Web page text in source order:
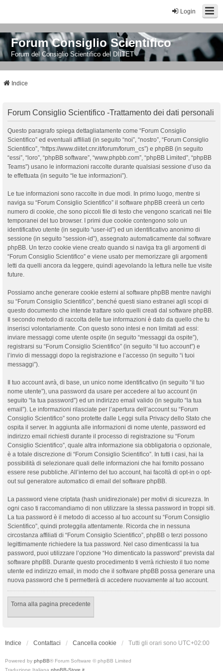
Login
Forum Consiglio Scientifico
Forum del Consiglio Scientifico del DIITET
Indice
Forum Consiglio Scientifico -Trattamento dei dati personali
Questo paragrafo spiega dettagliatamente come “Forum Consiglio
Scientifico” ed eventuali affiliati (in seguito “noi”, “nostro”, “Forum Consiglio
Scientifico”, “https://www.diitet.cnr.it/forum/forum_cs”) e phpBB (in seguito
“essi”, “loro”, “phpBB software”, “www.phpbb.com”, “phpBB Limited”, “phpBB
Teams”) usano le informazioni raccolte durante qualsiasi sessione d’uso da
te effettuata (in seguito “le tue informazioni”).
Le tue informazioni sono raccolte in due modi. In primo luogo, mentre si
naviga su “Forum Consiglio Scientifico” il software phpBB creerà un certo
numero di cookie, che sono piccoli file di testo che vengono scaricati nei file
temporanei del tuo browser. I primi due cookie contengono solo un
identificativo utente (in seguito “user-id”) ed un identificativo anonimo di
sessione (in seguito “session-id”), assegnato automaticamente dal software
phpBB. Un terzo cookie viene creato quando si naviga tra gli argomenti di
“Forum Consiglio Scientifico” e viene usato per memorizzare gli argomenti
letti da quelli ancora da leggere, quindi agevolando la lettura nelle tue visite
future.
Possiamo anche generare cookie esterni al software phpBB mentre navighi
su “Forum Consiglio Scientifico”, benché questi siano estranei agli scopi di
questo documento che intende trattare solo quelli creati dal software phpBB.
Il secondo metodo di raccolta delle tue informazioni è dato da quello che tu
inserisci volontariamente. Con questo sono intesi e non limitati ad essi:
inviare messaggi come utente ospite (in seguito “messaggi da ospite”),
registrarsi su “Forum Consiglio Scientifico” (in seguito “il tuo account”) e
l’invio di messaggi dopo la registrazione e l’accesso (in seguito “i tuoi
messaggi”).
Il tuo account avrà, di base, un unico nome identificativo (in seguito “il tuo
nome utente”), una password da usare per accedere al tuo account (in
seguito “la tua password”) ed un indirizzo email valido (in seguito “la tua
email”). Le informazioni rilasciate per l’apertura dell’account su “Forum
Consiglio Scientifico” sono protette dalle Leggi sulla Privacy dello Stato che
ospita il server. In aggiunta alle informazioni di nome utente, password ed
indirizzo email richiesti durante il processo di registrazione su “Forum
Consiglio Scientifico”, quale altra informazione sia obbligatoria o opzionale,
è a totale discrezione di “Forum Consiglio Scientifico”. In tutti i casi, hai la
possibilità di selezionare quali delle informazioni che hai fornito possano
essere rese pubbliche. All’interno del tuo account, hai facoltà di opt-in o opt-
out sul generatore automatico di email del software phpBB.
La password viene criptata (hash unidirezionale) per motivi di sicurezza. In
ogni caso ti raccomandiamo di non utilizzare la stessa password in troppi siti.
La tua password è il metodo di accesso al tuo account su “Forum Consiglio
Scientifico”, quindi proteggila attentamente. Ricorda che in nessuna
circostanza affiliati di “Forum Consiglio Scientifico”, phpBB o terzi possono
legittimamente richiedere la tua password. Nel caso dimenticassi la tua
password, puoi utilizzare l’opzione “Ho dimenticato la password” prevista dal
software phpBB. Durante questo procedimento ti verrà richiesto il tuo nome
utente ed indirizzo email, in modo che il software phpBB possa generare una
nuova password che ti permetterà di accedere nuovamente al tuo account.
Torna alla pagina precedente
Indice Contattaci Cancella cookie Tutti gli orari sono UTC+02:00
Powered by phpBB® Forum Software © phpBB Limited
Traduzione Italiana phpBB-Store.it